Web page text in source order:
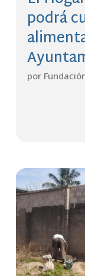
podrá
por